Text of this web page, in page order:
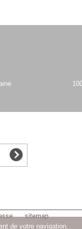
de votre navigation.
sitemap